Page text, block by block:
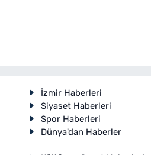
İzmir Haberleri
Siyaset Haberleri
Spor Haberleri
Dünya'dan Haberler